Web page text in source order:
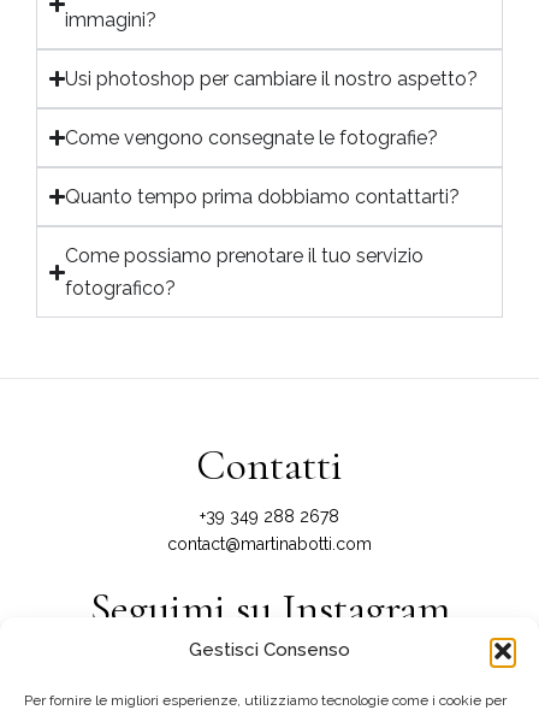
Gestisci Consenso
Per fornire le migliori esperienze, utilizziamo tecnologie come i cookie per
immagini?
Usi photoshop per cambiare il nostro aspetto?
Come vengono consegnate le fotografie?
Quanto tempo prima dobbiamo contattarti?
Come possiamo prenotare il tuo servizio
fotografico?
Contatti
+39 349 288 2678
contact@martinabotti.com
Seguimi su Instagram
@martinabotti_photography